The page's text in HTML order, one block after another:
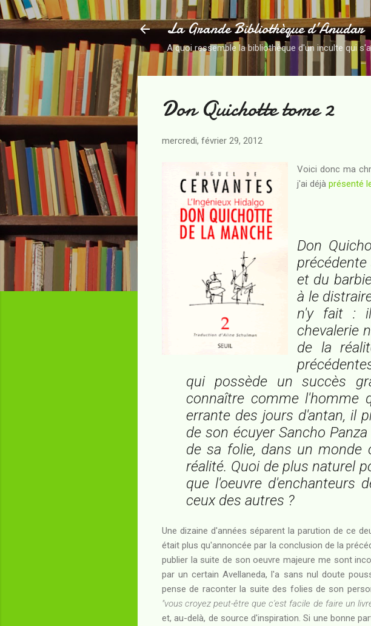
La Grande Bibliothèque d’Anudar
A quoi ressemble la bibliothèque d'un inculte qui
Don Quichotte tome 2
mercredi, février 29, 2012
Voici donc ma
j'ai déjà présenté
Don
et du
à le
n'y fait : il
chevalerie
de la
qui possède un succès
connaître comme l'homme
errante des jours d'antan, il
de son écuyer Sancho
de sa folie, dans un
réalité. Quoi de plus naturel
que l'oeuvre d'enchanteurs
ceux des autres ?
Une dizaine d'années séparent la parution de ce
était plus qu'annoncée par la conclusion de la
publier la suite de son oeuvre majeure me sont
par un certain Avellaneda, l'a sans nul doute
pense de raconter la suite des folies de son
"vous croyez peut-être que c'est facile de faire un
et, au-delà, de source d'inspiration. Si une bonne